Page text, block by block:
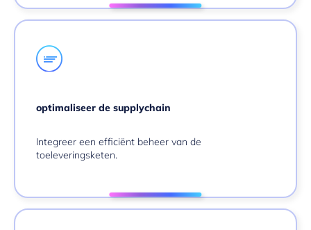
optimaliseer de supplychain
Integreer een efficiënt beheer van de
toeleveringsketen.